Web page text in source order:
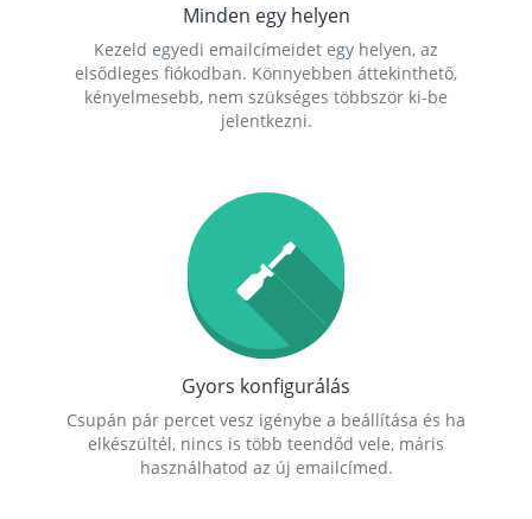
Minden egy helyen
Kezeld egyedi emailcímeidet egy helyen, az
elsődleges fiókodban. Könnyebben áttekinthető,
kényelmesebb, nem szükséges többször ki-be
jelentkezni.
Gyors konfigurálás
Csupán pár percet vesz igénybe a beállítása és ha
elkészültél, nincs is több teendőd vele, máris
használhatod az új emailcímed.